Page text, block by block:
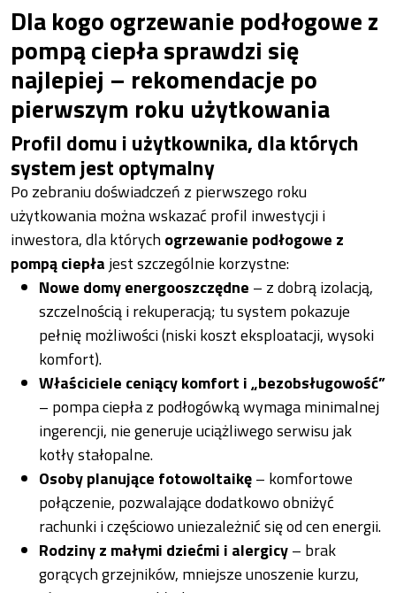
Dla kogo ogrzewanie podłogowe z
pompą ciepła sprawdzi się
najlepiej – rekomendacje po
pierwszym roku użytkowania
Profil domu i użytkownika, dla których
system jest optymalny
Po zebraniu doświadczeń z pierwszego roku
użytkowania można wskazać profil inwestycji i
inwestora, dla którychogrzewanie podłogowe z
pompą ciepła jest szczególnie korzystne:
Nowe domy energooszczędne – z dobrą izolacją,
szczelnością i rekuperacją; tu system pokazuje
pełnię możliwości (niski koszt eksploatacji, wysoki
komfort).
Właściciele ceniący komfort i „bezobsługowość”
– pompa ciepła z podłogówką wymaga minimalnej
ingerencji, nie generuje uciążliwego serwisu jak
kotły stałopalne.
Osoby planujące fotowoltaikę– komfortowe
połączenie, pozwalające dodatkowo obniżyć
rachunki i częściowo uniezależnić się od cen energii.
Rodziny z małymi dziećmi i alergicy– brak
gorących grzejników, mniejsze unoszenie kurzu,